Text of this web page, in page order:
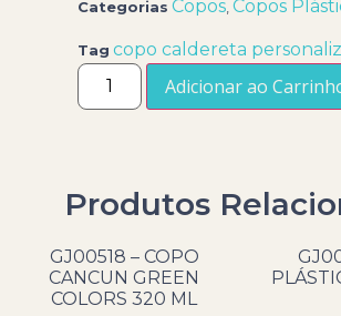
Categorias Copos ,Copos
Tag copo caldereta
Adicionar ao
Produtos
GJ00518 – COPO
CANCUN GREEN
COLORS 320 ML